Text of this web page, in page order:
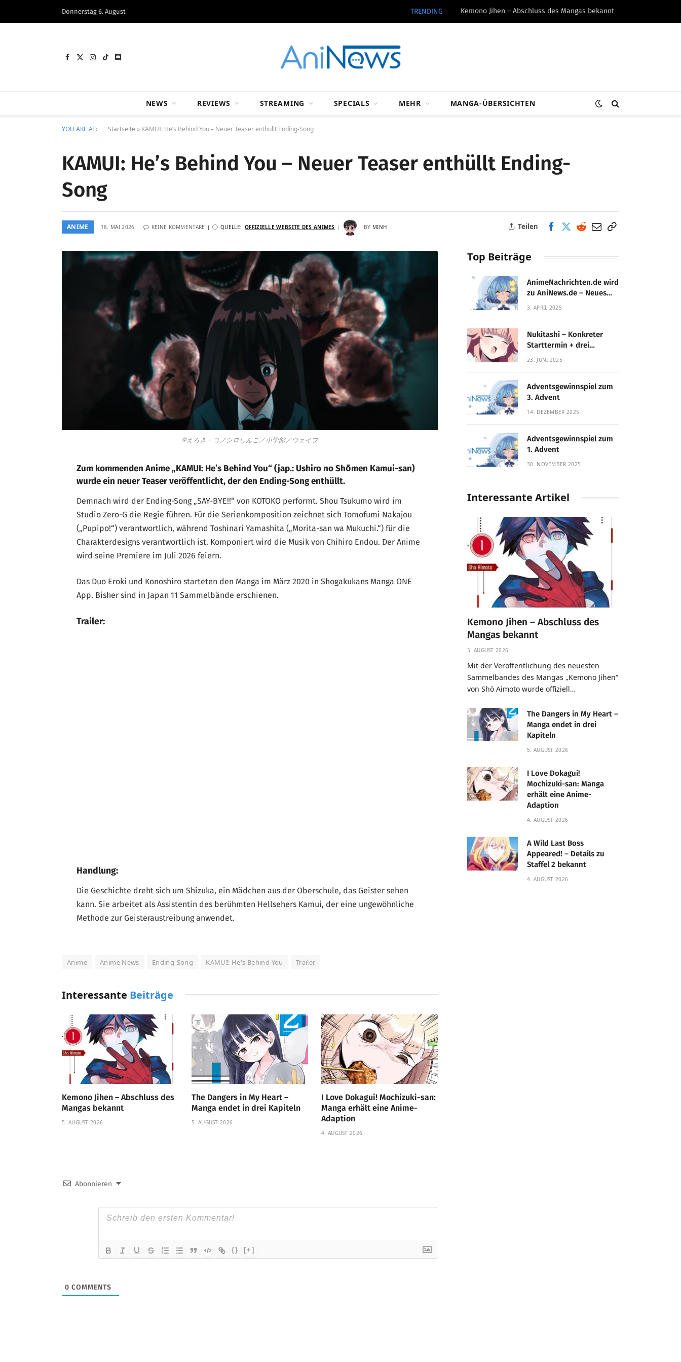
Donnerstag 6. August TRENDING Kemono Jihen – Abschluss des Mangas bekannt
Facebook
X
Instagram
TikTokDiscord
NEWS REVIEWS STREAMING SPECIALS MEHR MANGA-ÜBERSICHTEN
YOU ARE AT: Startseite » KAMUI: He’s Behind You – Neuer Teaser enthüllt Ending-Song
KAMUI: He’s Behind You – Neuer Teaser enthüllt Ending-
Song
ANIME 18. MAI 2026 KEINE KOMMENTARE QUELLE: OFFIZIELLE WEBSITE DES ANIMES BY MINH Teilen
©えろき・コノシロしんこ／小学館／ウェイブ
Zum kommenden Anime „KAMUI: He’s Behind You“ (jap.: Ushiro no Shōmen Kamui-san)
wurde ein neuer Teaser veröffentlicht, der den Ending-Song enthüllt.
Demnach wird der Ending-Song „SAY-BYE!!“ von KOTOKO performt. Shou Tsukumo wird im
Studio Zero-G die Regie führen. Für die Serienkomposition zeichnet sich Tomofumi Nakajou
(„Pupipo!“) verantwortlich, während Toshinari Yamashita („Morita-san wa Mukuchi.“) für die
Charakterdesigns verantwortlich ist. Komponiert wird die Musik von Chihiro Endou. Der Anime
wird seine Premiere im Juli 2026 feiern.
Das Duo Eroki und Konoshiro starteten den Manga im März 2020 in Shogakukans Manga ONE
App. Bisher sind in Japan 11 Sammelbände erschienen.
Trailer:
Handlung:
Die Geschichte dreht sich um Shizuka, ein Mädchen aus der Oberschule, das Geister sehen
kann. Sie arbeitet als Assistentin des berühmten Hellsehers Kamui, der eine ungewöhnliche
Methode zur Geisteraustreibung anwendet.
Anime Anime News Ending-Song KAMUI: He's Behind You Trailer
Interessante Beiträge
Kemono Jihen – Abschluss des
Mangas bekannt
5. AUGUST 2026
The Dangers in My Heart –
Manga endet in drei Kapiteln
5. AUGUST 2026
I Love Dokagui! Mochizuki-san:
Manga erhält eine Anime-
Adaption
4. AUGUST 2026
Abonnieren
{} [+]
0 COMMENTS
Top Beiträge
AnimeNachrichten.de wird
zu AniNews.de – Neues
Design, gewohnte
3. APRIL 2025
Nukitashi – Konkreter
Starttermin + drei
Fassungen enthüllt
23. JUNI 2025
Adventsgewinnspiel zum
3. Advent
14. DEZEMBER 2025
Adventsgewinnspiel zum
1. Advent
30. NOVEMBER 2025
Interessante Artikel
Kemono Jihen – Abschluss des
Mangas bekannt
5. AUGUST 2026
Mit der Veröffentlichung des neuesten
Sammelbandes des Mangas „Kemono Jihen“
von Shō Aimoto wurde offiziell…
The Dangers in My Heart –
Manga endet in drei
Kapiteln
5. AUGUST 2026
I Love Dokagui!
Mochizuki-san: Manga
erhält eine Anime-
Adaption
4. AUGUST 2026
A Wild Last Boss
Appeared! – Details zu
Staffel 2 bekannt
4. AUGUST 2026